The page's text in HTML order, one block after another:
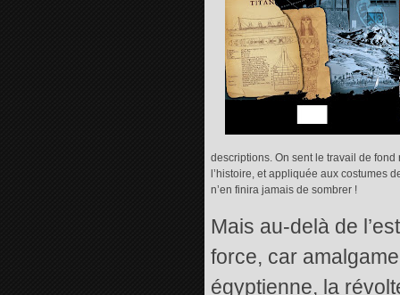
descriptions. On sent le travail de
l’histoire, et appliquée aux costumes
n’en finira jamais de sombrer !
Mais au-delà de
force, car
égyptienne, la